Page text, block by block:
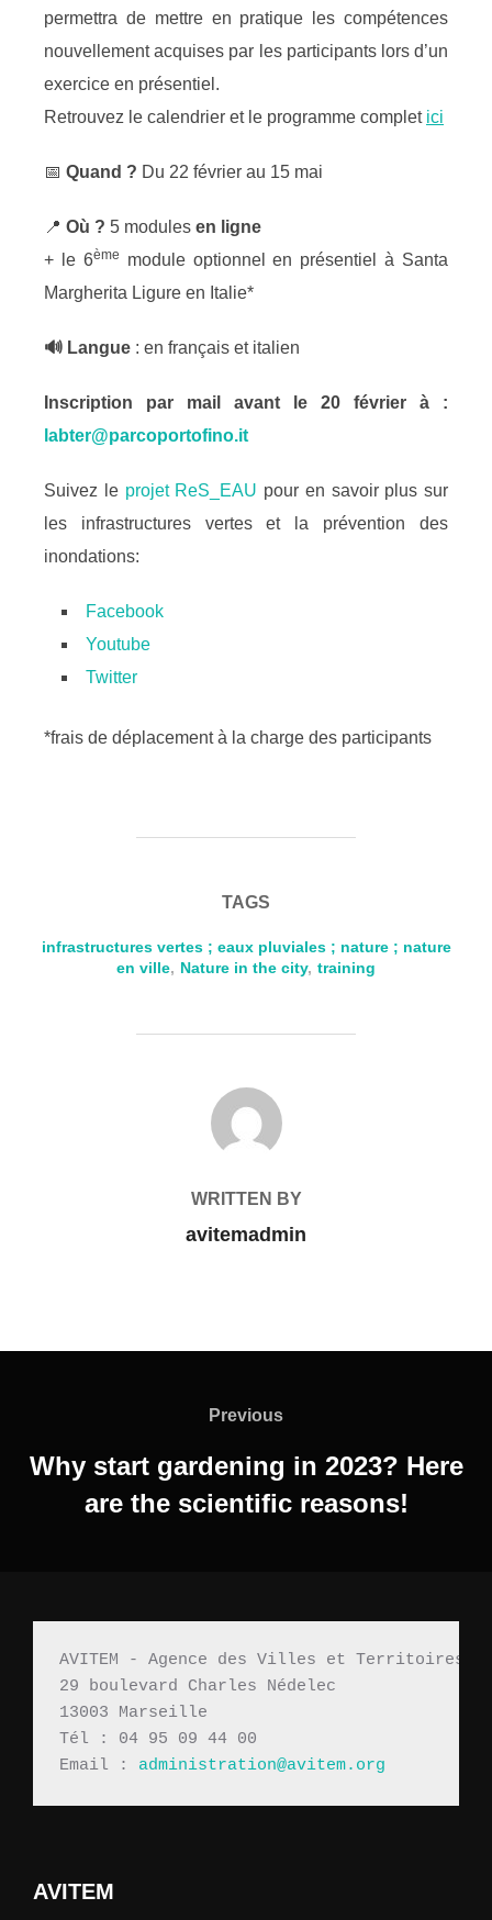
permettra de mettre en pratique les compétences
nouvellement acquises par les participants lors d’un
exercice en présentiel.
Retrouvez le calendrier et le programme complet ici
📅 Quand ? Du 22 février au 15 mai
📍 Où ? 5 modules en ligne
+ le 6ème
module optionnel en présentiel à Santa
Margherita Ligure en Italie*
🔊 Langue : en français et italien
Inscription par mail avant le 20 février à :
labter@parcoportofino.it
Suivez le projet ReS_EAU pour en savoir plus sur
les infrastructures vertes et la prévention des
inondations:
Facebook
Youtube
Twitter
*frais de déplacement à la charge des participants
TAGS
infrastructures vertes ; eaux pluviales ; nature ; nature
en ville, Nature in the city, training
POST AUTHOR
WRITTEN BY
avitemadmin
Previous
Why start gardening in 2023? Here
are the scientific reasons!
AVITEM - Agence des Villes et Territoires
29 boulevard Charles Nédelec
13003 Marseille
Tél : 04 95 09 44 00
Email : administration@avitem.org
AVITEM